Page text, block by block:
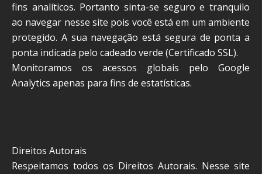
fins analíticos. Portanto sinta-se seguro e tranquilo
ao navegar nesse site pois você está em um ambiente
protegido. A sua navegação está segura de ponta a
ponta indicada pelo cadeado verde (Certificado SSL).
Monitoramos os acessos globais pelo Google
Analytics apenas para fins de estatísticas.
Direitos Autorais
Respeitamos todos os Direitos Autorais. Nesse site